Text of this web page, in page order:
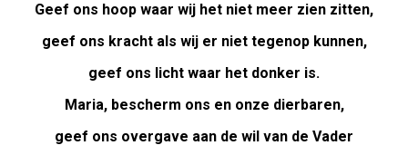
Geef ons hoop waar wij het niet meer zien zitten,
geef ons kracht als wij er niet tegenop kunnen,
geef ons licht waar het donker is.
Maria, bescherm ons en onze dierbaren,
geef ons overgave aan de wil van de Vader